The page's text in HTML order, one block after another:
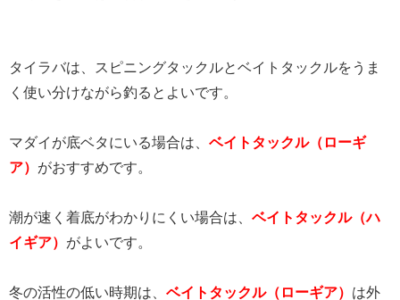
タイラバは、スピニングタックルとベイトタックルをうま
く使い分けながら釣るとよいです。
マダイが底ベタにいる場合は、 ベイトタックル（ローギ
ア） がおすすめです。
潮が速く着底がわかりにくい場合は、 ベイトタックル（ハ
イギア） がよいです。
冬の活性の低い時期は、 ベイトタックル（ローギア） は外